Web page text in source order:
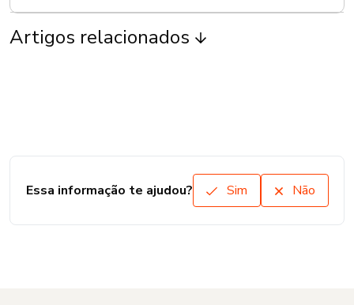
Artigos relacionados
Essa informação te ajudou? Sim Não